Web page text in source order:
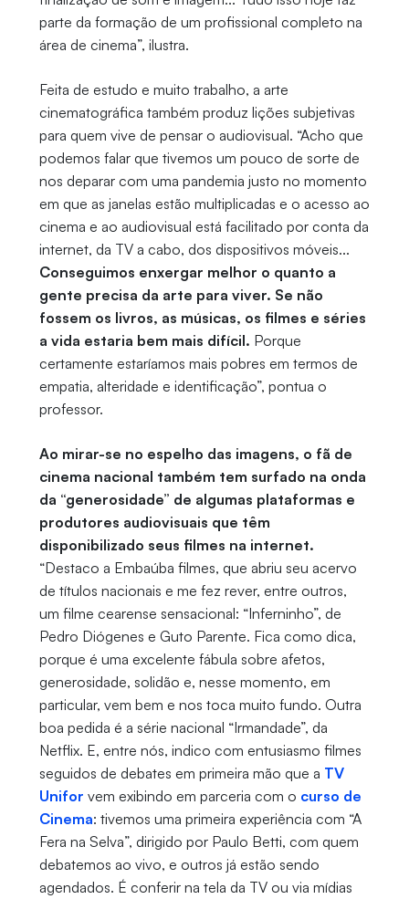
parte da formação de um profissional completo na
área de cinema”, ilustra.
Feita de estudo e muito trabalho, a arte
cinematográfica também produz lições subjetivas
para quem vive de pensar o audiovisual. “Acho que
podemos falar que tivemos um pouco de sorte de
nos deparar com uma pandemia justo no momento
em que as janelas estão multiplicadas e o acesso ao
cinema e ao audiovisual está facilitado por conta da
internet, da TV a cabo, dos dispositivos móveis...
Conseguimos enxergar melhor o quanto a
gente precisa da arte para viver. Se não
fossem os livros, as músicas, os filmes e séries
a vida estaria bem mais difícil. Porque
certamente estaríamos mais pobres em termos de
empatia, alteridade e identificação”, pontua o
professor.
Ao mirar-se no espelho das imagens, o fã de
cinema nacional também tem surfado na onda
da “generosidade” de algumas plataformas e
produtores audiovisuais que têm
disponibilizado seus filmes na internet.
“Destaco a Embaúba filmes, que abriu seu acervo
de títulos nacionais e me fez rever, entre outros,
um filme cearense sensacional: “Inferninho”, de
Pedro Diógenes e Guto Parente. Fica como dica,
porque é uma excelente fábula sobre afetos,
generosidade, solidão e, nesse momento, em
particular, vem bem e nos toca muito fundo. Outra
boa pedida é a série nacional “Irmandade”, da
Netflix. E, entre nós, indico com entusiasmo filmes
seguidos de debates em primeira mão que a TV
Unifor vem exibindo em parceria com o curso de
Cinema: tivemos uma primeira experiência com “A
Fera na Selva”, dirigido por Paulo Betti, com quem
debatemos ao vivo, e outros já estão sendo
agendados. É conferir na tela da TV ou via mídias